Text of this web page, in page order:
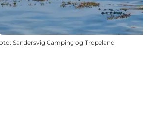
: Sandersvig Camping og Tropeland